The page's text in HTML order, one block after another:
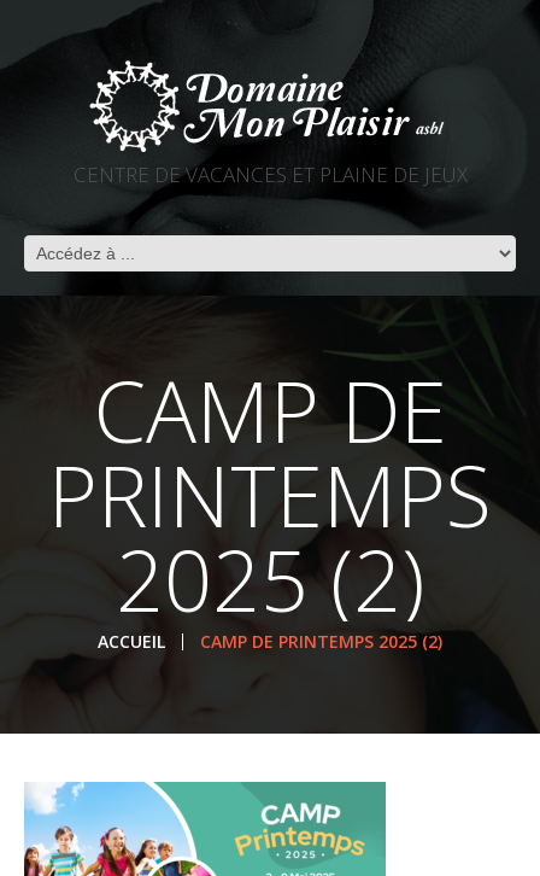
CENTRE DE VACANCES ET PLAINE DE JEUX
CAMP DE
PRINTEMPS
2025 (2)
ACCUEIL CAMP DE PRINTEMPS 2025 (2)